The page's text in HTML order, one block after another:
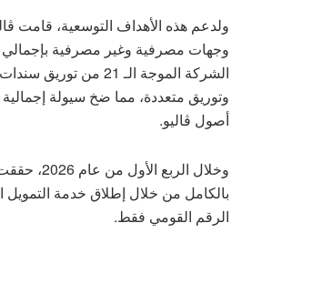
أصول ڤاليو.
وخلال
بالكامل من خلال إطلاق خدمة التمويل
الرقم القومي فقط.